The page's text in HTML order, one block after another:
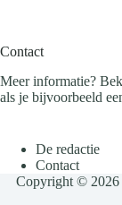
Contact
Meer informatie?
als je bijvoorbeeld
De redactie
Contact
Copyright © 2026